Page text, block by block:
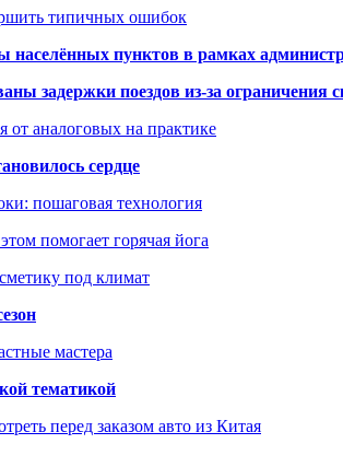
типичных ошибок
пунктов в рамках
задержки поездов из-за ограничения
аналоговых на практике
сердце
пошаговая технология
помогает горячая йога
под климат
мастера
тематикой
перед заказом авто из Китая